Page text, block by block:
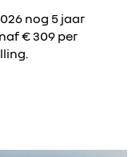
nog 5 jaar
€ 309 per